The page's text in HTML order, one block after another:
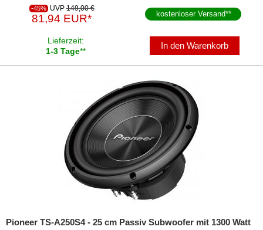
-45% UVP 149,00 €
81,94 EUR* kostenloser Versand**
Lieferzeit:
1-3 Tage**
In den Warenkorb
Pioneer TS-A250S4 - 25 cm Passiv Subwoofer mit 1300 Watt